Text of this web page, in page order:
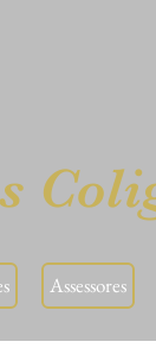
Assessores